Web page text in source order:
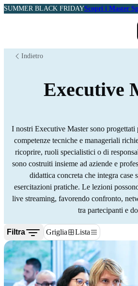
SUMMER BLACK FRIDAYScopri i Master
Indietro
Executive
I nostri Executive Master sono progettati
competenze tecniche e manageriali
ricoprire, ruoli specialistici o di
sono costruiti insieme ad aziende e
didattica concreta che integra case
esercitazioni pratiche. Le lezioni
live streaming, favorendo confronto,
tra partecipanti e
Filtra Griglia Lista